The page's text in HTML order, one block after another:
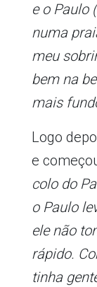
e o Paulo
numa
meu
bem na
mais
Logo
e
colo do
o Paulo
ele não
rápido.
tinha